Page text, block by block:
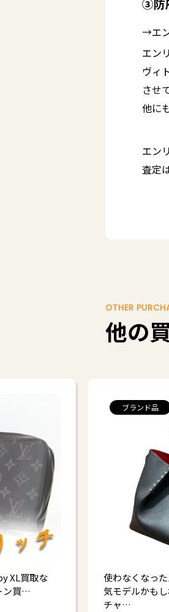
→エ
エン
ヴィ
させ
他に
エン
査定
OTHER
他の
XL買取な
ン買…
ブランド品
使わなくなっ
気モデルかも
チャ…